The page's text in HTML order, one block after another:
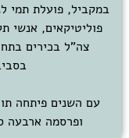
במקביל, פועלת תמי
פוליטיקאים, אנשי
צה"ל בכירים
עם השנים פיתחה
ופרסמה ארבעה